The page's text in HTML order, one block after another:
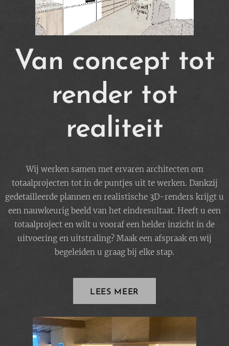
Van concept tot
render tot
realiteit
Wij werken samen met ervaren architecten om
totaalprojecten tot in de puntjes uit te werken. Dankzij
gedetailleerde plannen en realistische 3D-renders krijgt u
een nauwkeurig beeld van het eindresultaat. Heeft u een
totaalproject en wilt u vooraf een helder inzicht in de
uitvoering en uitstraling? Maak een afspraak en wij
begeleiden u graag bij elke stap.
LEES MEER